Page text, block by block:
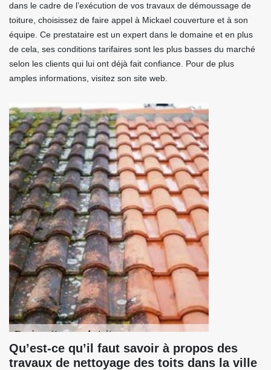
dans le cadre de l’exécution de vos travaux de démoussage de
toiture, choisissez de faire appel à Mickael couverture et à son
équipe. Ce prestataire est un expert dans le domaine et en plus
de cela, ses conditions tarifaires sont les plus basses du marché
selon les clients qui lui ont déjà fait confiance. Pour de plus
amples informations, visitez son site web.
Qu’est-ce qu’il faut savoir à propos des
travaux de nettoyage des toits dans la ville